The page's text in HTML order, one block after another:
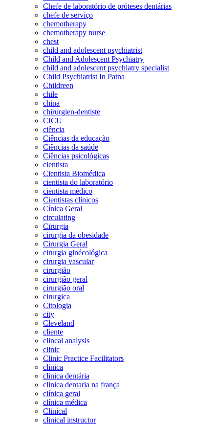
Chefe de laboratório de próteses dentárias
chefe de serviço
chemotherapy
chemotherapy nurse
chest
child and adolescent psychiatrist
Child and Adolescent Psychiatry
child and adolescent psychiatry specialist
Child Psychiatrist In Patna
Childreen
chile
china
chirurgien-dentiste
CICU
ciência
Ciências da educação
Ciências da saúde
Ciências psicológicas
cientista
Cientista Biomédica
cientista do laboratório
cientista médico
Cientistas clínicos
Cínica Geral
circulating
Cirurgia
cirurgia da obesidade
Cirurgia Geral
cirurgia ginécológica
cirurgia vascular
cirurgião
cirurgião geral
cirurgião oral
cirurgica
Citologia
city
Cleveland
cliente
clincal analysis
clinic
Clinic Practice Facilitators
clinica
clinica dentária
clinica dentaria na frança
clínica geral
clínica médica
Clinical
clinical instructor